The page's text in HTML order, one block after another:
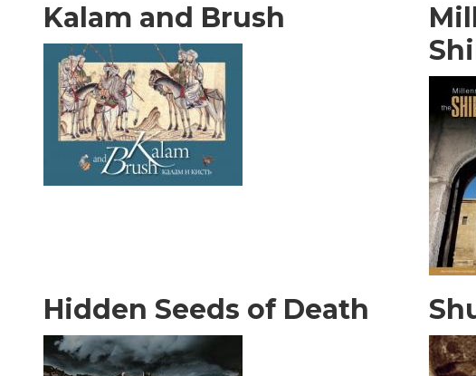
Kalam and Brush
Hidden Seeds of Death